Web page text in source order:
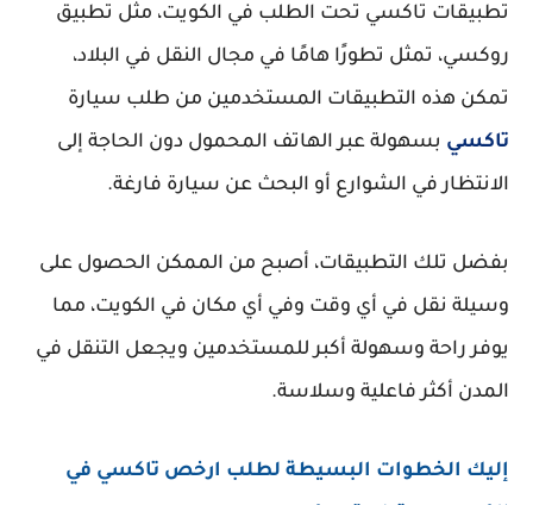
تطبيقات تاكسي تحت الطلب في الكويت، مثل تطبيق
روكسي، تمثل تطورًا هامًا في مجال النقل في البلاد،
تمكن هذه التطبيقات المستخدمين من طلب سيارة
تاكسي بسهولة عبر الهاتف المحمول دون الحاجة إلى
الانتظار في الشوارع أو البحث عن سيارة فارغة.
بفضل تلك التطبيقات، أصبح من الممكن الحصول على
وسيلة نقل في أي وقت وفي أي مكان في الكويت، مما
يوفر راحة وسهولة أكبر للمستخدمين ويجعل التنقل في
المدن أكثر فاعلية وسلاسة.
إليك الخطوات البسيطة لطلب ارخص تاكسي في